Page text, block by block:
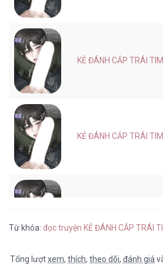
KẺ ĐÁNH CẮP TRÁI
KẺ ĐÁNH CẮP TRÁI
Từ khóa: đọc truyện KẺ ĐÁNH CẮP TRÁI
Tổng lượtxem, thích, theo dõi, đánh giá